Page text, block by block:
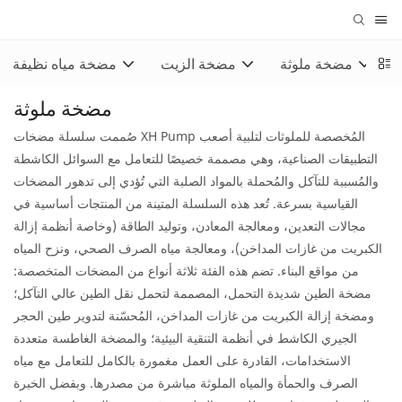
مضخة مياه نظيفة مضخة الزيت مضخة ملوثة
مضخة ملوثة
صُممت سلسلة مضخات XH Pump المُخصصة للملوثات لتلبية أصعب
التطبيقات الصناعية، وهي مصممة خصيصًا للتعامل مع السوائل الكاشطة
والمُسببة للتآكل والمُحملة بالمواد الصلبة التي تُؤدي إلى تدهور المضخات
القياسية بسرعة. تُعد هذه السلسلة المتينة من المنتجات أساسية في
مجالات التعدين، ومعالجة المعادن، وتوليد الطاقة (وخاصة أنظمة إزالة
الكبريت من غازات المداخن)، ومعالجة مياه الصرف الصحي، ونزح المياه
من مواقع البناء. تضم هذه الفئة ثلاثة أنواع من المضخات المتخصصة:
مضخة الطين شديدة التحمل، المصممة لتحمل نقل الطين عالي التآكل؛
ومضخة إزالة الكبريت من غازات المداخن، المُحسّنة لتدوير طين الحجر
الجيري الكاشط في أنظمة التنقية البيئية؛ والمضخة الغاطسة متعددة
الاستخدامات، القادرة على العمل مغمورة بالكامل للتعامل مع مياه
الصرف والحمأة والمياه الملوثة مباشرة من مصدرها. وبفضل الخبرة